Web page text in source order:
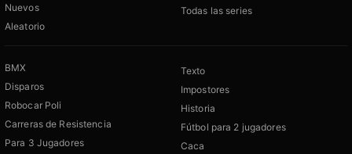
Nuevos
Aleatorio
Todas las series
BMX
Disparos
Robocar Poli
Carreras de Resistencia
Para 3 Jugadores
Texto
Impostores
Historia
Fútbol para 2 jugadores
Caca